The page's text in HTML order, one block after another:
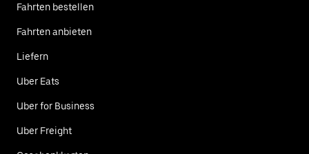
Fahrten bestellen
Fahrten anbieten
Liefern
Uber Eats
Uber for Business
Uber Freight